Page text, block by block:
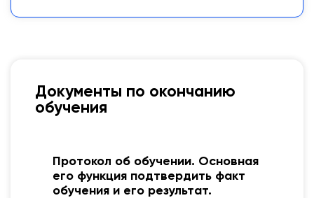
Документы по окончанию
обучения
Протокол об обучении. Основная
его функция подтвердить факт
обучения и его результат.